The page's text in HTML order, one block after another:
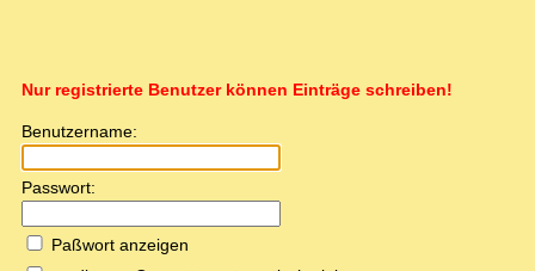
Nur registrierte Benutzer können Einträge schreiben!
Benutzername:
Passwort:
Paßwort anzeigen